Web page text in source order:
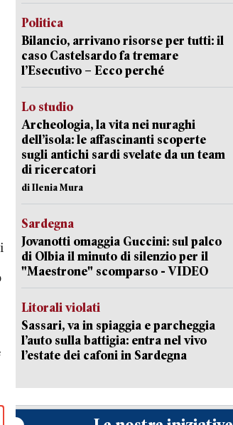
Politica
Bilancio, arrivano risorse per tutti: il
caso Castelsardo fa tremare
l’Esecutivo – Ecco perché
Lo studio
Archeologia, la vita nei nuraghi
dell’isola: le affascinanti scoperte
sugli antichi sardi svelate da un team
di ricercatori
di Ilenia Mura
Sardegna
Jovanotti omaggia Guccini: sul palco
di Olbia il minuto di silenzio per il
"Maestrone" scomparso - VIDEO
Litorali violati
Sassari, va in spiaggia e parcheggia
l’auto sulla battigia: entra nel vivo
l’estate dei cafoni in Sardegna